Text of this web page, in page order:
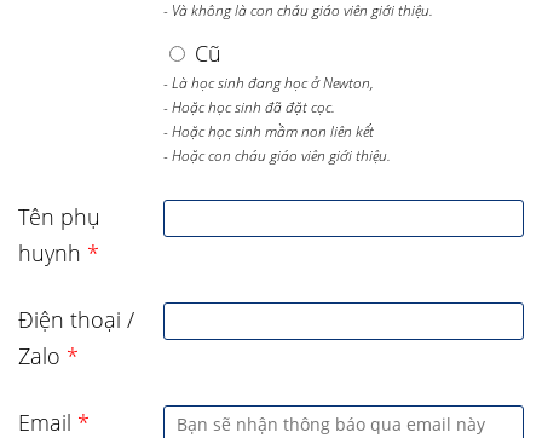
- Và không là con cháu giáo viên giới thiệu.
Cũ
- Là học sinh đang học ở Newton,
- Hoặc học sinh đã đặt cọc.
- Hoặc học sinh mầm non liên kết
- Hoặc con cháu giáo viên giới thiệu.
Tên phụ
huynh *
Điện thoại /
Zalo *
Email *